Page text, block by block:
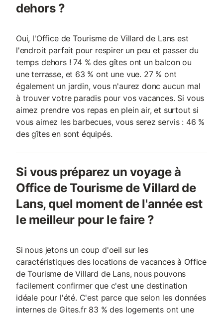
dehors ?
Oui, l'Office de Tourisme de Villard de Lans est
l'endroit parfait pour respirer un peu et passer du
temps dehors ! 74 % des gîtes ont un balcon ou
une terrasse, et 63 % ont une vue. 27 % ont
également un jardin, vous n'aurez donc aucun mal
à trouver votre paradis pour vos vacances. Si vous
aimez prendre vos repas en plein air, et surtout si
vous aimez les barbecues, vous serez servis : 46 %
des gîtes en sont équipés.
Si vous préparez un voyage à
Office de Tourisme de Villard de
Lans, quel moment de l'année est
le meilleur pour le faire ?
Si nous jetons un coup d'oeil sur les
caractéristiques des locations de vacances à Office
de Tourisme de Villard de Lans, nous pouvons
facilement confirmer que c'est une destination
idéale pour l'été. C'est parce que selon les données
internes de Gites.fr 83 % des logements ont une